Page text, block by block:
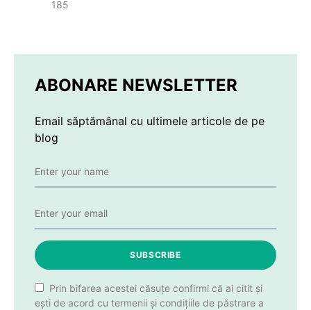
185
ABONARE NEWSLETTER
Email săptămânal cu ultimele articole de pe
blog
SUBSCRIBE
Prin bifarea acestei căsuțe confirmi că ai citit și
ești de acord cu termenii și condițiile de păstrare a